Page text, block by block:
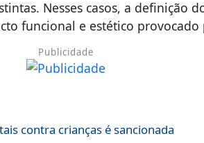
Nesses casos, a definição
funcional e estético provocado
Publicidade
contra crianças é sancionada